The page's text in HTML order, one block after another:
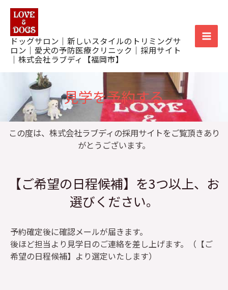
ドッグサロン｜新しいスタイルのトリミングサ
ロン｜愛犬の予防医療クリニック｜採用サイト
｜株式会社ラブディ【福岡市】
見学を予約する
この度は、株式会社ラブディの採用サイトをご覧頂きあり
がとうございます。
【ご希望の日程候補】を3つ以上、お
選びください。
予約確定後に確認メールが届きます。
後ほど担当より見学日のご連絡を差し上げます。（【ご
希望の日程候補】より選定いたします）